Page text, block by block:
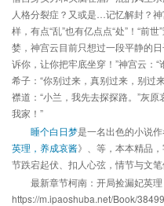
人格分裂症？又或是…记忆解封？
样，有点“乱”也有亿点点“处”！“前
婪，神宫云目前只想过一段平静的
诉你，让你把牢底坐穿！”神宫云：
希子：“你别过来，真别过来，别
襟道：“小兰，我先去探探路。”灰
我家！”
睡个白日梦是一名出色的小说
英理，养成哀酱》、等，本本精品
节跌宕起伏、扣人心弦，情节与文笔
最新章节柯南：开局捡漏妃英
https://m.ipaoshuba.net/Book/